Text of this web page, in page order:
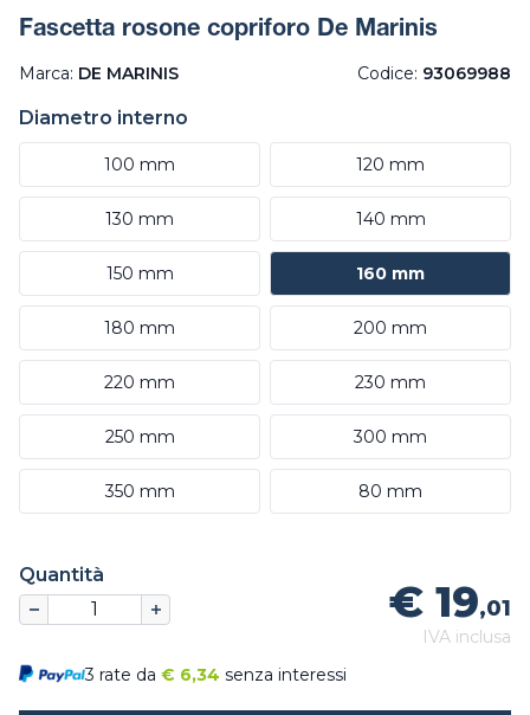
Fascetta rosone copriforo De Marinis
Marca: DE MARINIS Codice: 93069988
Diametro interno
100 mm 120 mm
130 mm 140 mm
150 mm 160 mm
180 mm 200 mm
220 mm 230 mm
250 mm 300 mm
350 mm 80 mm
Quantità
€ 19,01
IVA inclusa
3 rate da € 6,34 senza interessi